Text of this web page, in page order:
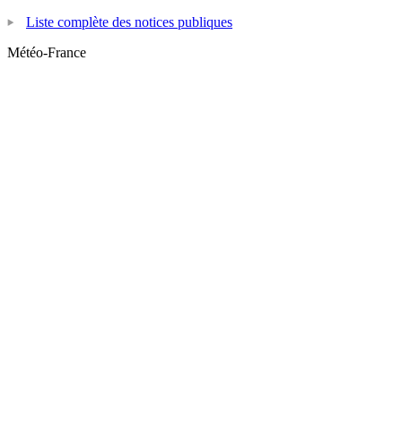
Liste complète des notices publiques
Météo-France